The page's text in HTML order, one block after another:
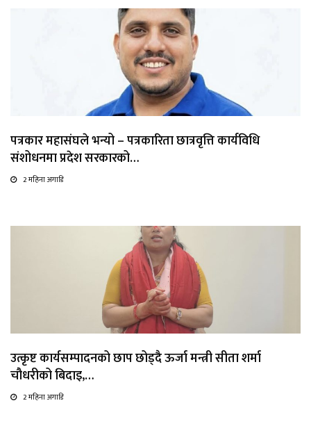
पत्रकार महासंघले भन्यो – पत्रकारिता छात्रवृत्ति कार्यविधि
संशोधनमा प्रदेश सरकारको…
2 महिना अगाडि
उत्कृष्ट कार्यसम्पादनको छाप छोड्दै ऊर्जा मन्त्री सीता शर्मा
चौधरीको बिदाइ,…
2 महिना अगाडि